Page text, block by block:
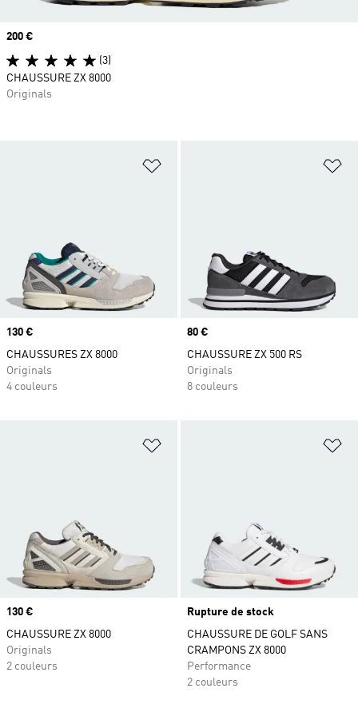
Ajouter à la Liste de produits
Prix
130 €
CHAUSSURES ZX 8000
Originals
4 couleurs
Prix
80 €
CHAUSSURE ZX 500 RS
Originals
8 couleurs
Ajouter à la Liste de produits
Prix
130 €
CHAUSSURE ZX 8000
Originals
2 couleurs
Rupture de stock
CHAUSSURE DE GOLF SANS
CRAMPONS ZX 8000
Performance
2 couleurs
Prix
200 €
(3)
CHAUSSURE ZX 8000
Originals